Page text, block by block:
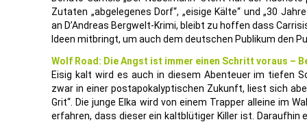
Zutaten „abgelegenes Dorf“, „eisige Kälte“ und „30
an D’Andreas Bergwelt-Krimi, bleibt zu hoffen dass
Ideen mitbringt, um auch dem deutschen Publikum den
Wolf Road: Die Angst ist immer einen Schritt voraus –
Eisig kalt wird es auch in diesem Abenteuer im tiefen
zwar in einer postapokalyptischen Zukunft, liest sich
Grit“. Die junge Elka wird von einem Trapper alleine im
erfahren, dass dieser ein kaltblütiger Killer ist.